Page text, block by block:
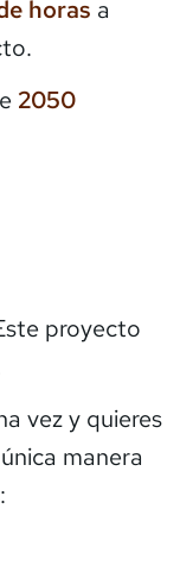
horas a
2050
proyecto
vez y quieres
manera